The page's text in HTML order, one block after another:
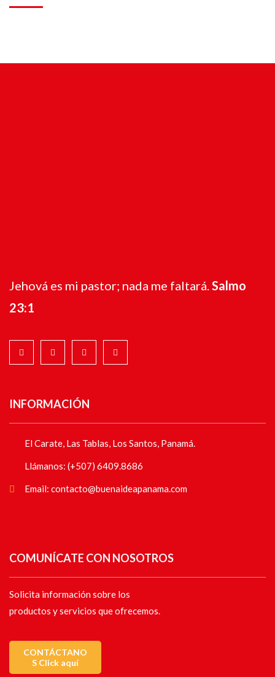
Jehová es mi pastor; nada me faltará. Salmo
23:1
INFORMACIÓN
El Carate, Las Tablas, Los Santos, Panamá.
Llámanos: (+507) 6409.8686
Email: contacto@buenaideapanama.com
COMUNÍCATE CON NOSOTROS
Solicita información sobre los
productos y servicios que ofrecemos.
CONTÁCTANO
S Click aquí